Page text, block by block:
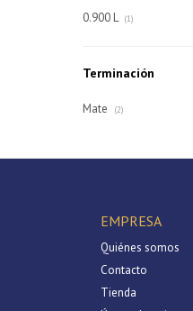
0.900 L (1)
Terminación
Mate (2)
EMPRESA
Quiénes somos
Contacto
Tienda